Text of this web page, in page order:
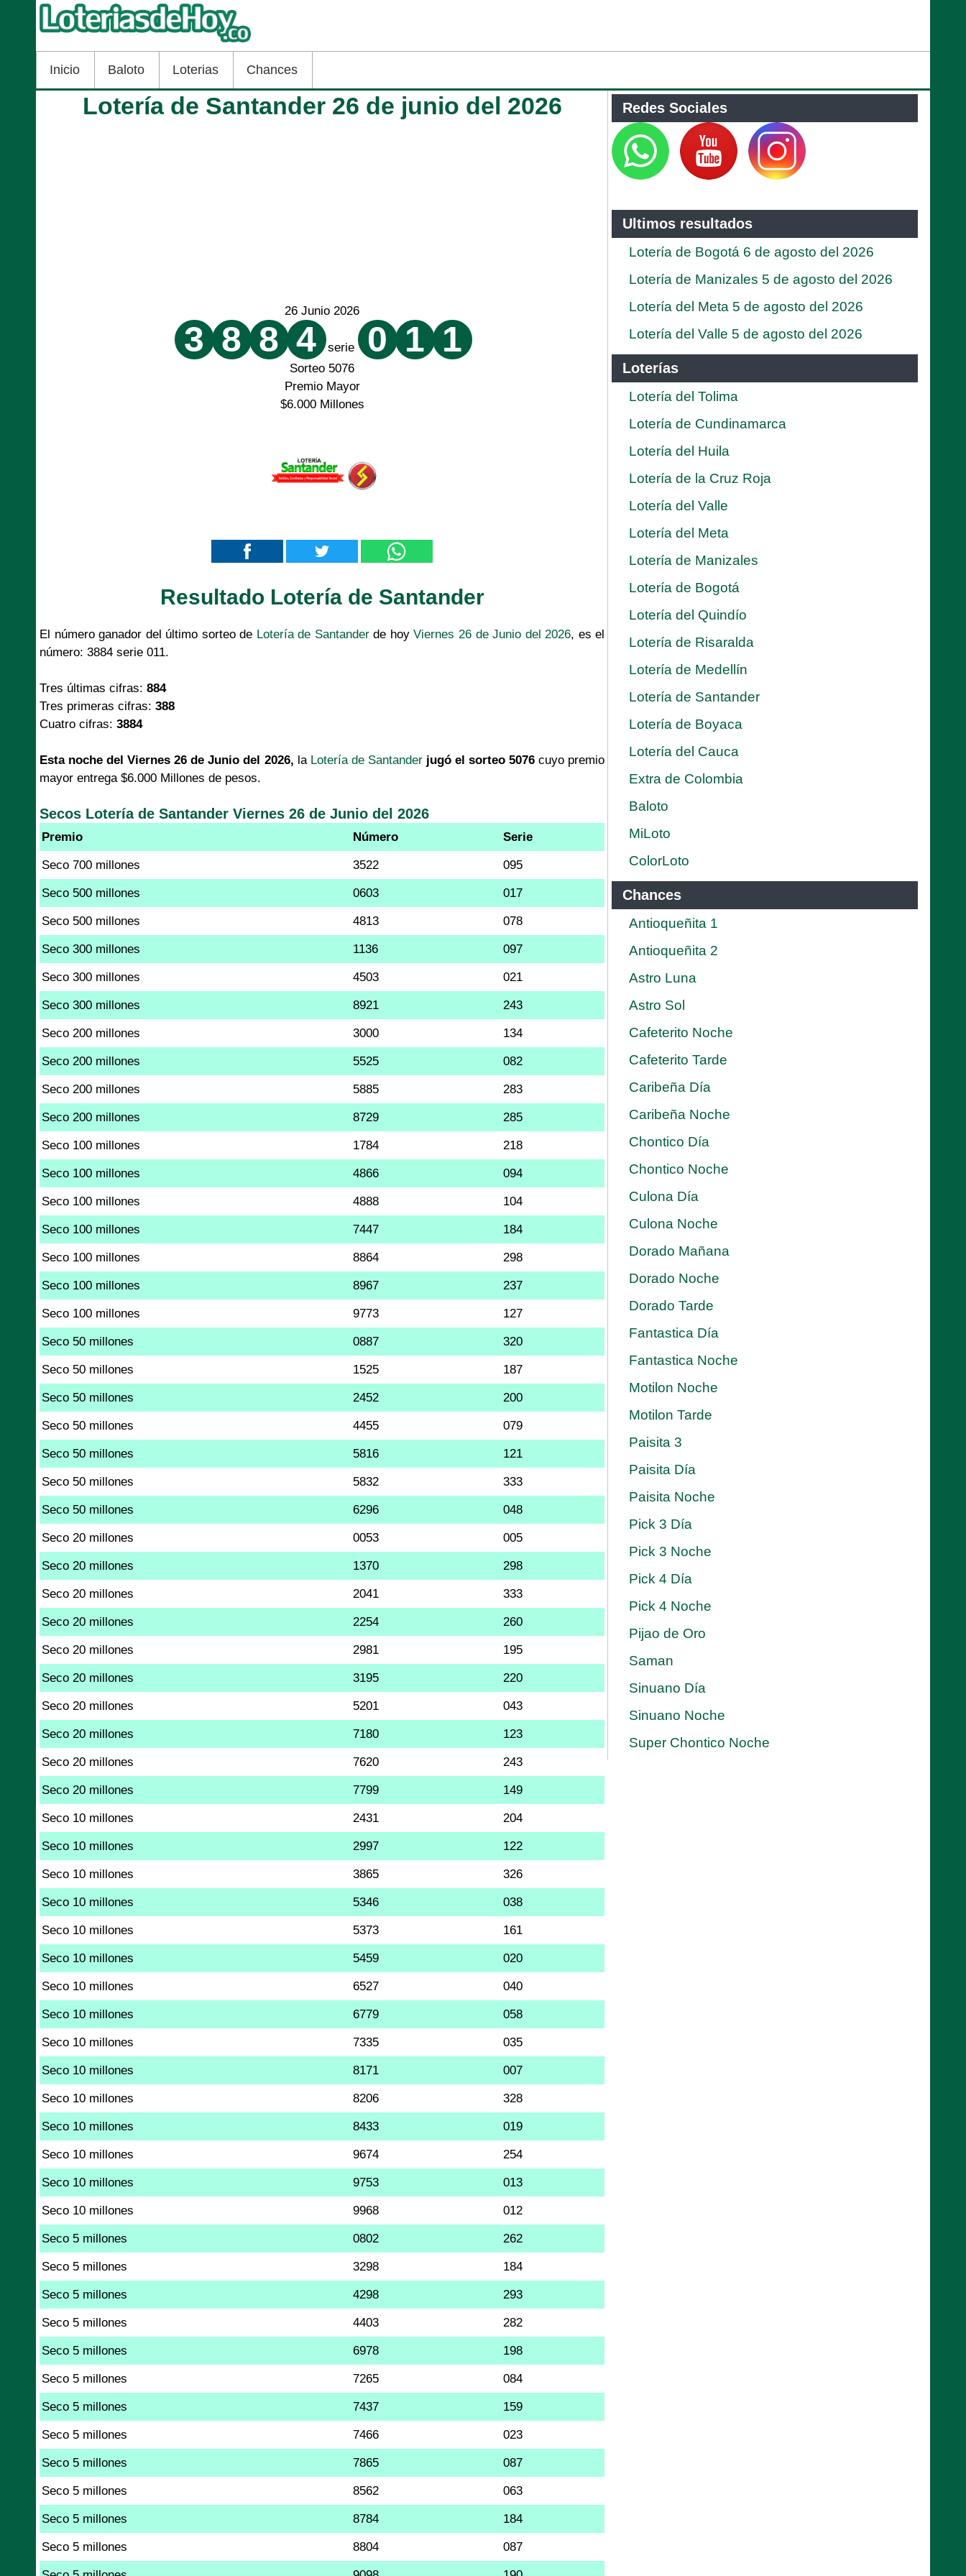
Inicio Baloto Loterias Chances
Lotería de Santander 26 de junio del 2026
26 Junio 2026
3 8 8 4 serie 0 1 1
Sorteo 5076
Premio Mayor
$6.000 Millones
Resultado Lotería de Santander
El número ganador del último sorteo de Lotería de Santanderde hoyViernes 26 de Junio del 2026, es el
número: 3884 serie 011.
Tres últimas cifras: 884
Tres primeras cifras: 388
Cuatro cifras: 3884
Esta noche del Viernes 26 de Junio del 2026, la Lotería de Santander jugó el sorteo 5076 cuyo premio
mayor entrega $6.000 Millones de pesos.
Secos Lotería de Santander Viernes 26 de Junio del 2026
Premio Número Serie
Seco 700 millones 3522 095
Seco 500 millones 0603 017
Seco 500 millones 4813 078
Seco 300 millones 1136 097
Seco 300 millones 4503 021
Seco 300 millones 8921 243
Seco 200 millones 3000 134
Seco 200 millones 5525 082
Seco 200 millones 5885 283
Seco 200 millones 8729 285
Seco 100 millones 1784 218
Seco 100 millones 4866 094
Seco 100 millones 4888 104
Seco 100 millones 7447 184
Seco 100 millones 8864 298
Seco 100 millones 8967 237
Seco 100 millones 9773 127
Seco 50 millones 0887 320
Seco 50 millones 1525 187
Seco 50 millones 2452 200
Seco 50 millones 4455 079
Seco 50 millones 5816 121
Seco 50 millones 5832 333
Seco 50 millones 6296 048
Seco 20 millones 0053 005
Seco 20 millones 1370 298
Seco 20 millones 2041 333
Seco 20 millones 2254 260
Seco 20 millones 2981 195
Seco 20 millones 3195 220
Seco 20 millones 5201 043
Seco 20 millones 7180 123
Seco 20 millones 7620 243
Seco 20 millones 7799 149
Seco 10 millones 2431 204
Seco 10 millones 2997 122
Seco 10 millones 3865 326
Seco 10 millones 5346 038
Seco 10 millones 5373 161
Seco 10 millones 5459 020
Seco 10 millones 6527 040
Seco 10 millones 6779 058
Seco 10 millones 7335 035
Seco 10 millones 8171 007
Seco 10 millones 8206 328
Seco 10 millones 8433 019
Seco 10 millones 9674 254
Seco 10 millones 9753 013
Seco 10 millones 9968 012
Seco 5 millones 0802 262
Seco 5 millones 3298 184
Seco 5 millones 4298 293
Seco 5 millones 4403 282
Seco 5 millones 6978 198
Seco 5 millones 7265 084
Seco 5 millones 7437 159
Seco 5 millones 7466 023
Seco 5 millones 7865 087
Seco 5 millones 8562 063
Seco 5 millones 8784 184
Seco 5 millones 8804 087
Redes Sociales
Ultimos resultados
Lotería de Bogotá 6 de agosto del 2026
Lotería de Manizales 5 de agosto del 2026
Lotería del Meta 5 de agosto del 2026
Lotería del Valle 5 de agosto del 2026
Loterías
Lotería del Tolima
Lotería de Cundinamarca
Lotería del Huila
Lotería de la Cruz Roja
Lotería del Valle
Lotería del Meta
Lotería de Manizales
Lotería de Bogotá
Lotería del Quindío
Lotería de Risaralda
Lotería de Medellín
Lotería de Santander
Lotería de Boyaca
Lotería del Cauca
Extra de Colombia
Baloto
MiLoto
ColorLoto
Chances
Antioqueñita 1
Antioqueñita 2
Astro Luna
Astro Sol
Cafeterito Noche
Cafeterito Tarde
Caribeña Día
Caribeña Noche
Chontico Día
Chontico Noche
Culona Día
Culona Noche
Dorado Mañana
Dorado Noche
Dorado Tarde
Fantastica Día
Fantastica Noche
Motilon Noche
Motilon Tarde
Paisita 3
Paisita Día
Paisita Noche
Pick 3 Día
Pick 3 Noche
Pick 4 Día
Pick 4 Noche
Pijao de Oro
Saman
Sinuano Día
Sinuano Noche
Super Chontico Noche